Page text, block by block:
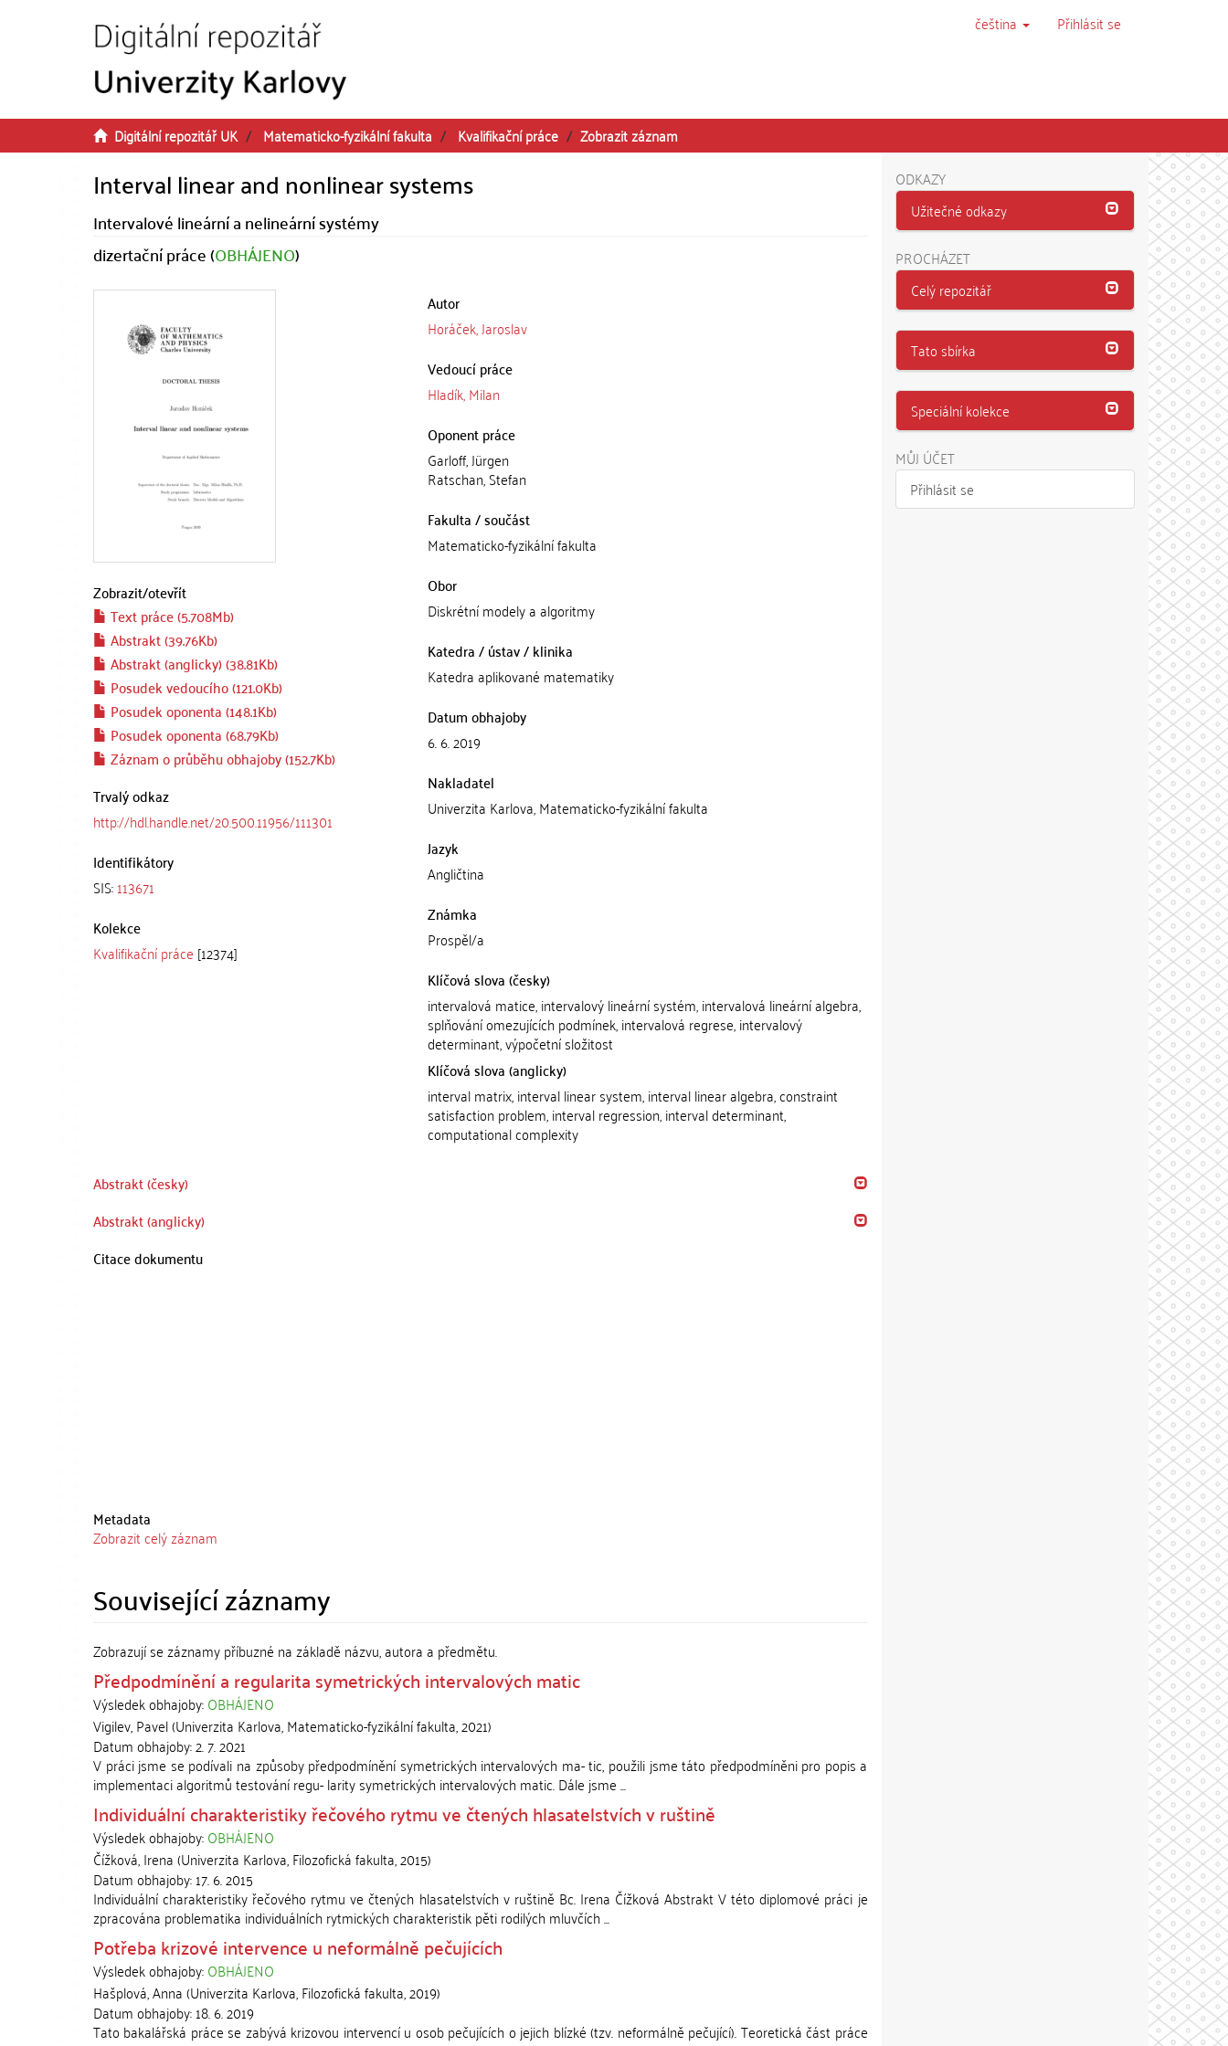
čeština Přihlásit se
Digitální repozitář UK Matematicko-fyzikální fakulta Kvalifikační práce Zobrazit záznam
Interval linear and nonlinear systems
Intervalové lineární a nelineární systémy
dizertační práce (OBHÁJENO)
Zobrazit/otevřít
Text práce (5.708Mb)
Abstrakt (39.76Kb)
Abstrakt (anglicky) (38.81Kb)
Posudek vedoucího (121.0Kb)
Posudek oponenta (148.1Kb)
Posudek oponenta (68.79Kb)
Záznam o průběhu obhajoby (152.7Kb)
Trvalý odkaz
http://hdl.handle.net/20.500.11956/111301
Identifikátory
SIS:113671
Kolekce
Kvalifikační práce [12374]
Autor
Horáček, Jaroslav
Vedoucí práce
Hladík, Milan
Oponent práce
Garloff, Jürgen
Ratschan, Stefan
Fakulta / součást
Matematicko-fyzikální fakulta
Obor
Diskrétní modely a algoritmy
Katedra / ústav / klinika
Katedra aplikované matematiky
Datum obhajoby
6. 6. 2019
Nakladatel
Univerzita Karlova, Matematicko-fyzikální fakulta
Jazyk
Angličtina
Známka
Prospěl/a
Klíčová slova (česky)
intervalová matice, intervalový lineární systém, intervalová lineární algebra,
splňování omezujících podmínek, intervalová regrese, intervalový
determinant, výpočetní složitost
Klíčová slova (anglicky)
interval matrix, interval linear system, interval linear algebra, constraint
satisfaction problem, interval regression, interval determinant,
computational complexity
Abstrakt (česky)
Abstrakt (anglicky)
Citace dokumentu
Metadata
Zobrazit celý záznam
Související záznamy
Zobrazují se záznamy příbuzné na základě názvu, autora a předmětu.
Předpodmínění a regularita symetrických intervalových matic
Výsledek obhajoby:OBHÁJENO
Vigilev, Pavel(Univerzita Karlova, Matematicko-fyzikální fakulta,2021)
Datum obhajoby:2. 7. 2021
V práci jsme se podívali na způsoby předpodmínění symetrických intervalových ma- tic, použili jsme táto předpodmíněni pro popis a
implementaci algoritmů testování regu- larity symetrických intervalových matic. Dále jsme ...
Individuální charakteristiky řečového rytmu ve čtených hlasatelstvích v ruštině
Výsledek obhajoby:OBHÁJENO
Čížková, Irena(Univerzita Karlova, Filozofická fakulta,2015)
Datum obhajoby:17. 6. 2015
Individuální charakteristiky řečového rytmu ve čtených hlasatelstvích v ruštině Bc. Irena Čížková Abstrakt V této diplomové práci je
zpracována problematika individuálních rytmických charakteristik pěti rodilých mluvčích ...
Potřeba krizové intervence u neformálně pečujících
Výsledek obhajoby:OBHÁJENO
Hašplová, Anna(Univerzita Karlova, Filozofická fakulta,2019)
Datum obhajoby:18. 6. 2019
Tato bakalářská práce se zabývá krizovou intervencí u osob pečujících o jejich blízké (tzv. neformálně pečující). Teoretická část práce
ODKAZY
Užitečné odkazy
PROCHÁZET
Celý repozitář
Tato sbírka
Speciální kolekce
MŮJ ÚČET
Přihlásit se